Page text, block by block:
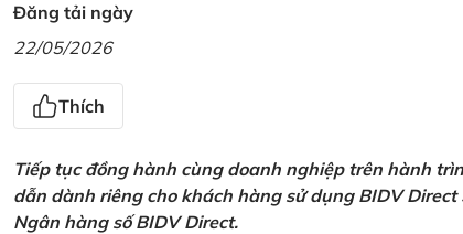
Đăng tải ngày
22/05/2026
Thích
Tiếp tục đồng hành cùng doanh nghiệp trên hành
dẫn dành riêng cho khách hàng sử dụng BIDV
Ngân hàng số BIDV Direct.